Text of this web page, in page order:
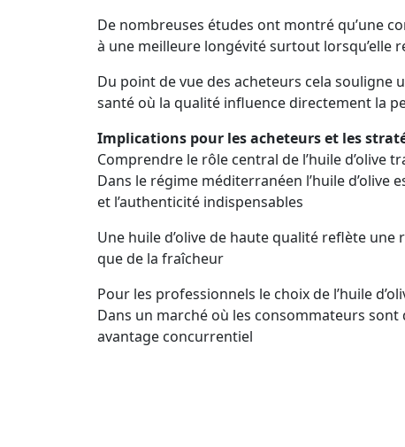
De nombreuses études ont montré qu’une
à une meilleure longévité surtout lorsqu’elle
Du point de vue des acheteurs cela souligne
santé où la qualité influence directement la
Implications pour les acheteurs et les
Comprendre le rôle central de l’huile d’olive
Dans le régime méditerranéen l’huile
et l’authenticité indispensables
Une huile d’olive de haute qualité reflète
que de la fraîcheur
Pour les professionnels le choix de l’huile
Dans un marché où les consommateurs
avantage concurrentiel